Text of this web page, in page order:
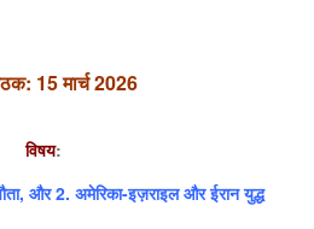
15 मार्च 2026
विषय:
और 2. अमेरिका-इज़राइल और ईरान युद्ध